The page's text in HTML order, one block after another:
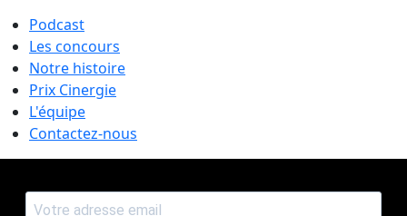
Podcast
Les concours
Notre histoire
Prix Cinergie
L'équipe
Contactez-nous